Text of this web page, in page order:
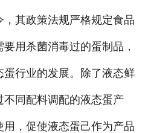
其政策法规严格规定食品
用杀菌消毒过的蛋制品，
行业的发展。除了液态鲜
同配料调配的液态蛋产
，促使液态蛋己作为产品